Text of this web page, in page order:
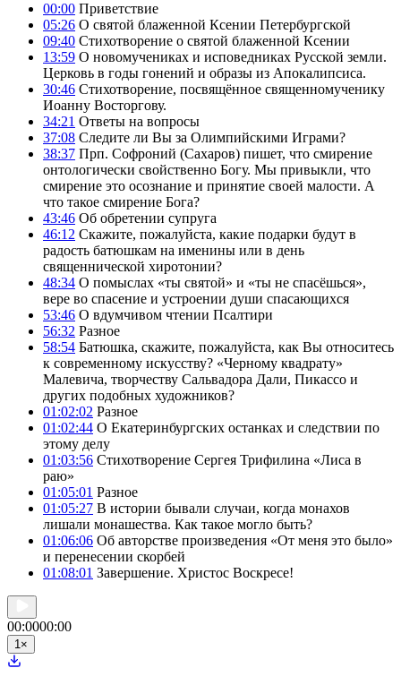
00:00 Приветствие
05:26 О святой блаженной Ксении Петербургской
09:40 Стихотворение о святой блаженной Ксении
13:59 О новомучениках и исповедниках Русской земли.
Церковь в годы гонений и образы из Апокалипсиса.
30:46 Стихотворение, посвящённое священномученику
Иоанну Восторгову.
34:21 Ответы на вопросы
37:08 Следите ли Вы за Олимпийскими Играми?
38:37 Прп. Софроний (Сахаров) пишет, что смирение
онтологически свойственно Богу. Мы привыкли, что
смирение это осознание и принятие своей малости. А
что такое смирение Бога?
43:46 Об обретении супруга
46:12 Скажите, пожалуйста, какие подарки будут в
радость батюшкам на именины или в день
священнической хиротонии?
48:34 О помыслах «ты святой» и «ты не спасёшься»,
вере во спасение и устроении души спасающихся
53:46 О вдумчивом чтении Псалтири
56:32 Разное
58:54 Батюшка, скажите, пожалуйста, как Вы относитесь
к современному искусству? «Черному квадрату»
Малевича, творчеству Сальвадора Дали, Пикассо и
других подобных художников?
01:02:02 Разное
01:02:44 О Екатеринбургских останках и следствии по
этому делу
01:03:56 Стихотворение Сергея Трифилина «Лиса в
раю»
01:05:01 Разное
01:05:27 В истории бывали случаи, когда монахов
лишали монашества. Как такое могло быть?
01:06:06 Об авторстве произведения «От меня это было»
и перенесении скорбей
01:08:01 Завершение. Христос Воскресе!
00:0000:00
1×